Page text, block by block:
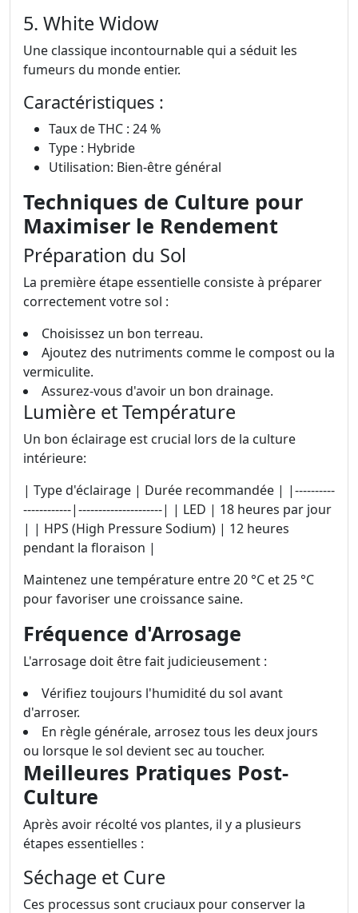
5. White Widow
Une classique incontournable qui a séduit les
fumeurs du monde entier.
Caractéristiques :
Taux de THC : 24 %
Type : Hybride
Utilisation: Bien-être général
Techniques de Culture pour
Maximiser le Rendement
Préparation du Sol
La première étape essentielle consiste à préparer
correctement votre sol :
Choisissez un bon terreau.
Ajoutez des nutriments comme le compost ou la
vermiculite.
Assurez-vous d'avoir un bon drainage.
Lumière et Température
Un bon éclairage est crucial lors de la culture
intérieure:
| Type d'éclairage | Durée recommandée | |----------
------------|---------------------| | LED | 18 heures par jour
| | HPS (High Pressure Sodium) | 12 heures
pendant la floraison |
Maintenez une température entre 20 °C et 25 °C
pour favoriser une croissance saine.
Fréquence d'Arrosage
L'arrosage doit être fait judicieusement :
Vérifiez toujours l'humidité du sol avant
d'arroser.
En règle générale, arrosez tous les deux jours
ou lorsque le sol devient sec au toucher.
Meilleures Pratiques Post-
Culture
Après avoir récolté vos plantes, il y a plusieurs
étapes essentielles :
Séchage et Cure
Ces processus sont cruciaux pour conserver la